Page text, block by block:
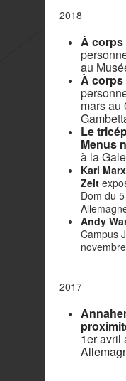
2018
À
au
À
mars au
Le
Menus
à la
Karl
Zeit
Dom du
Andy
Campus
2017
1er avril